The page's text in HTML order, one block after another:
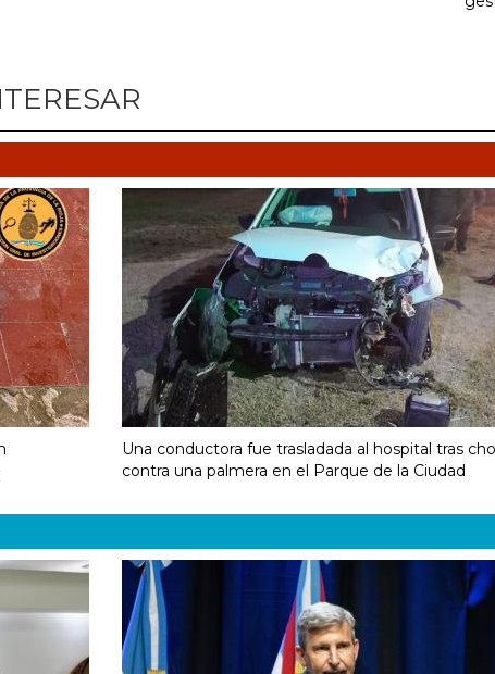
Una conductora fue trasladada al hospital tras
contra una palmera en el Parque de la Ciudad